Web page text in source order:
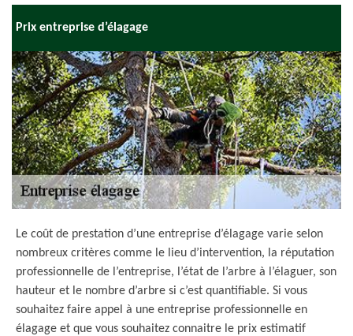
Prix entreprise d’élagage
Le coût de prestation d’une entreprise d’élagage varie selon
nombreux critères comme le lieu d’intervention, la réputation
professionnelle de l’entreprise, l’état de l’arbre à l’élaguer, son
hauteur et le nombre d’arbre si c’est quantifiable. Si vous
souhaitez faire appel à une entreprise professionnelle en
élagage et que vous souhaitez connaitre le prix estimatif